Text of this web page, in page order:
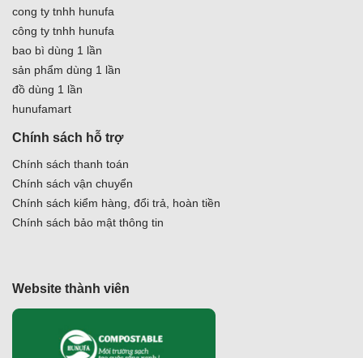
cong ty tnhh hunufa
công ty tnhh hunufa
bao bì dùng 1 lần
sản phẩm dùng 1 lần
đồ dùng 1 lần
hunufamart
Chính sách hỗ trợ
Chính sách thanh toán
Chính sách vận chuyển
Chính sách kiểm hàng, đổi trả, hoàn tiền
Chính sách bảo mật thông tin
Website thành viên